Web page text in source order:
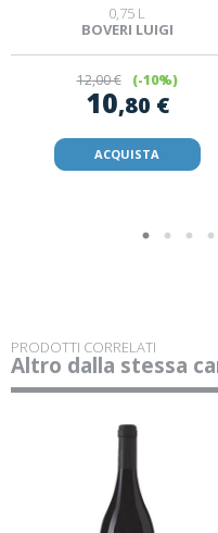
0,75 L
BOVERI LUIGI
12,00 € (-10%)
10,80 €
ACQUISTA
PRODOTTI CORRELATI
Altro dalla stessa